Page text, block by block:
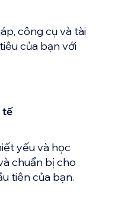
công cụ và tài
của bạn với
tế
yếu và học
chuẩn bị cho
tiên của bạn.